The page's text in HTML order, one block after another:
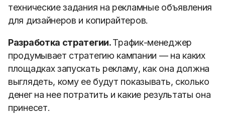
технические задания на рекламные объявления
для дизайнеров и копирайтеров.
Разработка стратегии.Трафик-менеджер
продумывает стратегию кампании — на каких
площадках запускать рекламу, как она должна
выглядеть, кому ее будут показывать, сколько
денег на нее потратить и какие результаты она
принесет.